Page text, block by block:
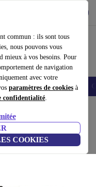
commun : ils sont tous
nous pouvons vous
mieux à vos besoins. Pour
de navigation
avec votre
paramètres de cookies à
confidentialité.
COOKIES
connectées Accessoires
3GT OC